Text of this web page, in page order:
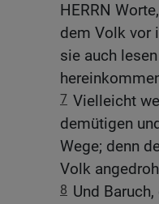
HERRN
dem Volk vor
sie auch
7 Vielleicht
demütigen
Wege; denn
Volk
8 Und